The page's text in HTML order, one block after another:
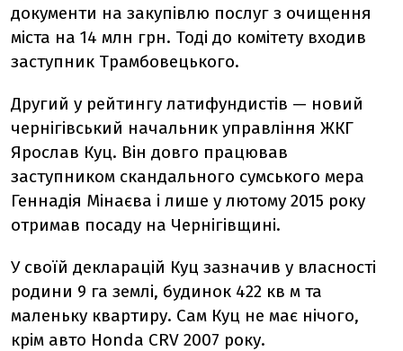
документи на закупівлю послуг з очищення
міста на 14 млн грн. Тоді до комітету входив
заступник Трамбовецького.
Другий у рейтингу латифундистів — новий
чернігівський начальник управління ЖКГ
Ярослав Куц. Він довго працював
заступником скандального сумського мера
Геннадія Мінаєва і лише у лютому 2015 року
отримав посаду на Чернігівщині.
У своїй декларацій Куц зазначив у власності
родини 9 га землі, будинок 422 кв м та
маленьку квартиру. Сам Куц не має нічого,
крім авто Honda CRV 2007 року.